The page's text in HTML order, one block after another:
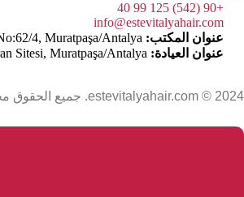
+90 (542) 125 99 40
info@estevitalyahair.com
عنوان المكتب:
عنوان العيادة:
estevitalyahair.com © 2024. جميع الحقوق محفوظة.